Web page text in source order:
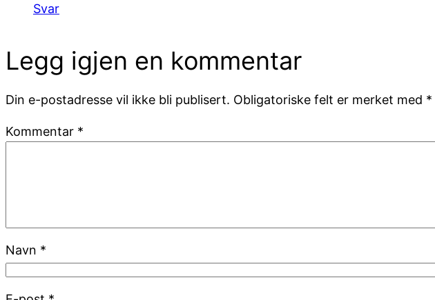
Svar
Legg igjen en kommentar
Din e-postadresse vil ikke bli publisert. Obligatoriske felt er merket med *
Kommentar *
Navn *